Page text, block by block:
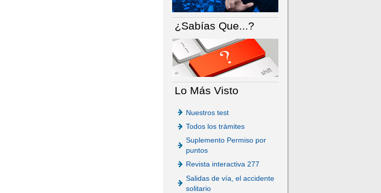
¿Sabías Que...?
Lo Más Visto
Nuestros test
Todos los trámites
Suplemento Permiso por
puntos
Revista interactiva 277
Salidas de vía, el accidente
solitario